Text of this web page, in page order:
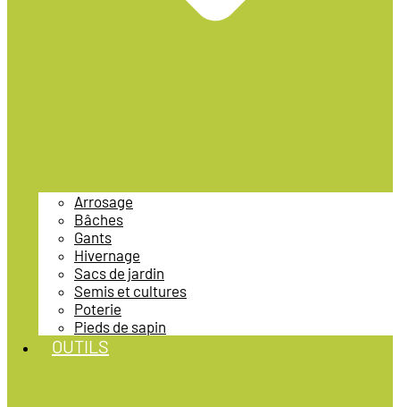
Arrosage
Bâches
Gants
Hivernage
Sacs de jardin
Semis et cultures
Poterie
Pieds de sapin
OUTILS